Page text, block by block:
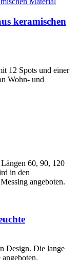
keramischen
12 Spots und einer
Wohn- und
60, 90, 120
in den
angeboten.
Design. Die lange